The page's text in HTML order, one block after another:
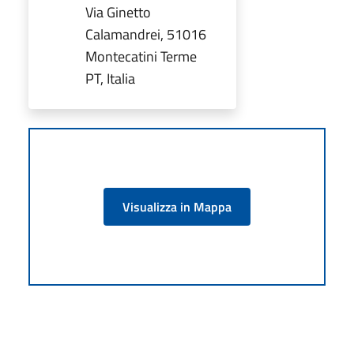
Via Ginetto
Calamandrei, 51016
Montecatini Terme
PT, Italia
Visualizza in Mappa